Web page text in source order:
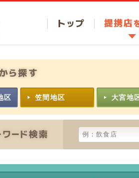
区 笠間地区 大宮地